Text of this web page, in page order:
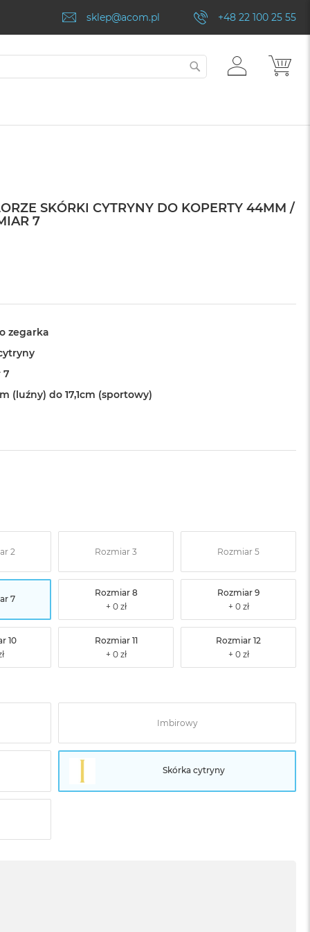
sklep@acom.pl +48 22 100 25 55
ZALOGUJ
SIĘ
SZUKAJ
SKÓRKI CYTRYNY DO KOPERTY 44MM /
7
zegarka
7
(luźny) do 17,1cm (sportowy)
2 Rozmiar 3 Rozmiar 5
7
Rozmiar 8 Rozmiar 9
10 Rozmiar 11 Rozmiar 12
Imbirowy
Skórka cytryny